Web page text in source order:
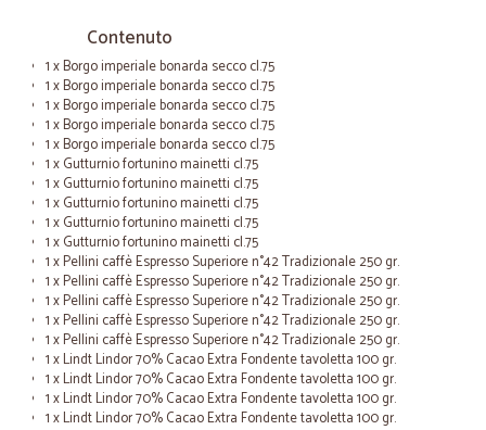
Contenuto
1 x Borgo imperiale bonarda secco cl.75
1 x Borgo imperiale bonarda secco cl.75
1 x Borgo imperiale bonarda secco cl.75
1 x Borgo imperiale bonarda secco cl.75
1 x Borgo imperiale bonarda secco cl.75
1 x Gutturnio fortunino mainetti cl.75
1 x Gutturnio fortunino mainetti cl.75
1 x Gutturnio fortunino mainetti cl.75
1 x Gutturnio fortunino mainetti cl.75
1 x Gutturnio fortunino mainetti cl.75
1 x Pellini caffè Espresso Superiore n°42 Tradizionale 250 gr.
1 x Pellini caffè Espresso Superiore n°42 Tradizionale 250 gr.
1 x Pellini caffè Espresso Superiore n°42 Tradizionale 250 gr.
1 x Pellini caffè Espresso Superiore n°42 Tradizionale 250 gr.
1 x Pellini caffè Espresso Superiore n°42 Tradizionale 250 gr.
1 x Lindt Lindor 70% Cacao Extra Fondente tavoletta 100 gr.
1 x Lindt Lindor 70% Cacao Extra Fondente tavoletta 100 gr.
1 x Lindt Lindor 70% Cacao Extra Fondente tavoletta 100 gr.
1 x Lindt Lindor 70% Cacao Extra Fondente tavoletta 100 gr.